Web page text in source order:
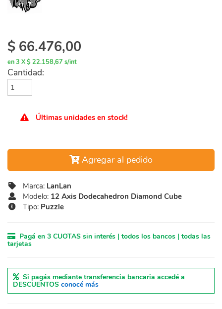
$ 66.476,00
en 3 X $ 22.158,67 s/int
Cantidad:
Últimas unidades en stock!
Agregar al pedido
Marca: LanLan
Modelo: 12 Axis Dodecahedron Diamond Cube
Tipo: Puzzle
Pagá en 3 CUOTAS sin interés | todos los bancos | todas las
tarjetas
Si pagás mediante transferencia bancaria accedé a
DESCUENTOS conocé más